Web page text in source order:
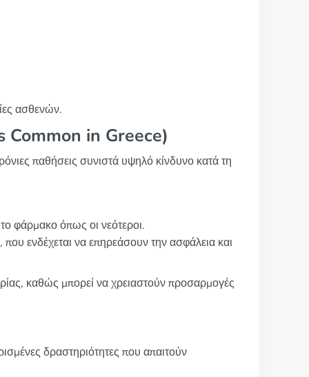
ασθενών.
in Greece)
παθήσεις συνιστά υψηλό κίνδυνο κατά τη
φάρμακο όπως οι νεότεροι.
ενδέχεται να επηρεάσουν την ασφάλεια και
καθώς μπορεί να χρειαστούν προσαρμογές
δραστηριότητες που απαιτούν